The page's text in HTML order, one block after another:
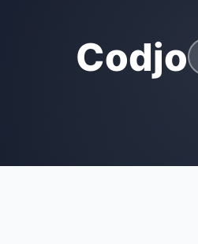
Codjo